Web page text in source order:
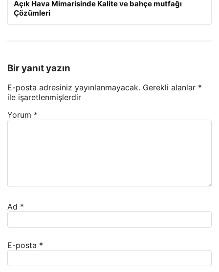
Açık Hava Mimarisinde Kalite ve bahçe mutfağı
Çözümleri
Bir yanıt yazın
E-posta adresiniz yayınlanmayacak. Gerekli alanlar *
ile işaretlenmişlerdir
Yorum *
Ad *
E-posta *